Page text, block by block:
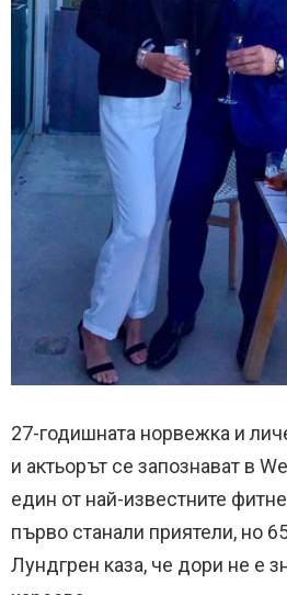
27-годишната норвежка и
и актьорът се запознават в
един от най-известните
първо станали приятели, но
Лундгрен каза, че дори не е